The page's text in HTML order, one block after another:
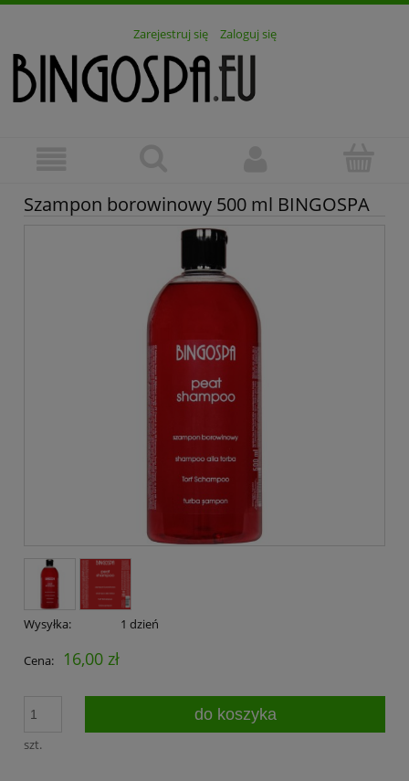
Zarejestruj się Zaloguj się
Szampon borowinowy 500 ml BINGOSPA
Wysyłka: 1 dzień
Cena: 16,00 zł
szt.
do koszyka